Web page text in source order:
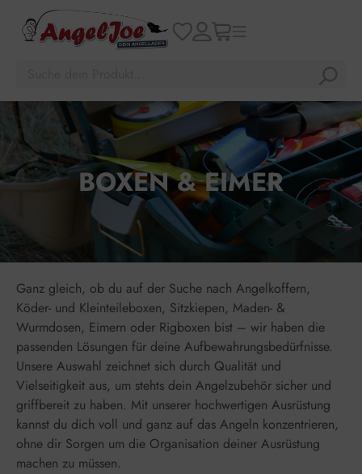
BOXEN & EIMER
Ganz gleich, ob du auf der Suche nach Angelkoffern,
Köder- und Kleinteileboxen, Sitzkiepen, Maden- &
Wurmdosen, Eimern oder Rigboxen bist – wir haben die
passenden Lösungen für deine Aufbewahrungsbedürfnisse.
Unsere Auswahl zeichnet sich durch Qualität und
Vielseitigkeit aus, um stehts dein Angelzubehör sicher und
griffbereit zu haben. Mit unserer hochwertigen Ausrüstung
kannst du dich voll und ganz auf das Angeln konzentrieren,
ohne dir Sorgen um die Organisation deiner Ausrüstung
machen zu müssen.